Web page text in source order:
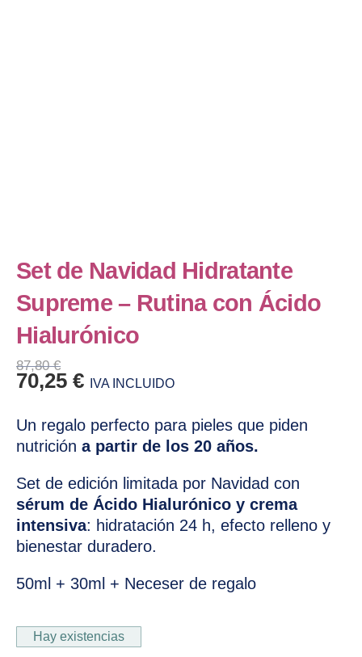
Set de Navidad Hidratante
Supreme – Rutina con Ácido
Hialurónico
87,80€
Original price was: 87,80 €.
70,25 €Current price is: 70,25 €.
IVA INCLUIDO
Un regalo perfecto para pieles que piden
nutrición a partir de los 20 años.
Set de edición limitada por Navidad con
sérum de Ácido Hialurónico y crema
intensiva: hidratación 24 h, efecto relleno y
bienestar duradero.
50ml + 30ml + Neceser de regalo
Hay existencias